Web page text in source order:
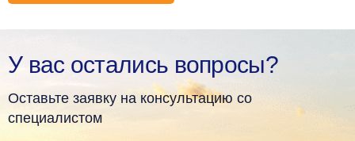
У вас остались вопросы?
Оставьте заявку на консультацию со
специалистом